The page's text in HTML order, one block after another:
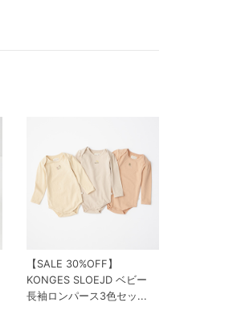
【SALE 30%OFF】
KONGES SLOEJD ベビー
長袖ロンパース3色セッ...